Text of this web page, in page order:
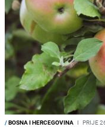
/BOSNA I HERCEGOVINA I PRIJE